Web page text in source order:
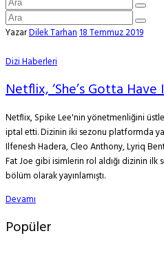
YazarDilek Tarhan18 Temmuz 2019
Dizi Haberleri
Netflix, ‘She’s Gotta
Netflix, Spike Lee'nin yönetmenliğini
iptal etti. Dizinin iki sezonu platformda
Ilfenesh Hadera, Cleo Anthony, Lyriq
Fat Joe gibi isimlerin rol aldığı dizinin
bölüm olarak yayınlamıştı.
Devamı
Popüler